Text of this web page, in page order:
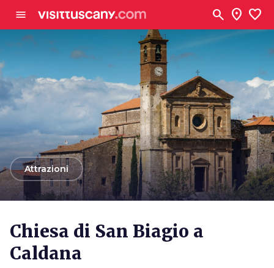
menu search location_on favorite
arrow_backAttrazioni
Chiesa di San Biagio a
Caldana